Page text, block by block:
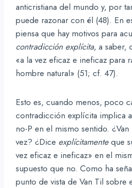
anticristiana del mundo y, por
puede razonar con él (48). En
piensa que hay motivos para
contradicción explícita, a saber,
«a la vez eficaz e ineficaz para
hombre natural» (51; cf. 47).
Esto es, cuando menos, poco
contradicción explícita implica
no-P en el mismo sentido.
vez? ¿Dice explícitamenteque
vez eficaz e ineficaz» en el
supuesto que no. Como ha
punto de vista de Van Til sobre